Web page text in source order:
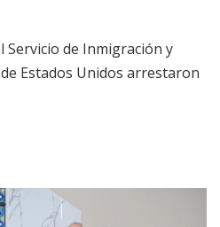
Servicio de Inmigración y
Estados Unidos arrestaron